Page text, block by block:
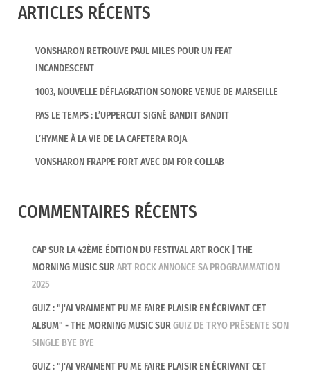
ARTICLES RÉCENTS
VONSHARON RETROUVE PAUL MILES POUR UN FEAT
INCANDESCENT
1003, NOUVELLE DÉFLAGRATION SONORE VENUE DE MARSEILLE
PAS LE TEMPS : L’UPPERCUT SIGNÉ BANDIT BANDIT
L’HYMNE À LA VIE DE LA CAFETERA ROJA
VONSHARON FRAPPE FORT AVEC DM FOR COLLAB
COMMENTAIRES RÉCENTS
CAP SUR LA 42ÈME ÉDITION DU FESTIVAL ART ROCK | THE
MORNING MUSICSURART ROCK ANNONCE SA PROGRAMMATION
2025
GUIZ : "J'AI VRAIMENT PU ME FAIRE PLAISIR EN ÉCRIVANT CET
ALBUM" - THE MORNING MUSICSURGUIZ DE TRYO PRÉSENTE SON
SINGLE BYE BYE
GUIZ : "J'AI VRAIMENT PU ME FAIRE PLAISIR EN ÉCRIVANT CET